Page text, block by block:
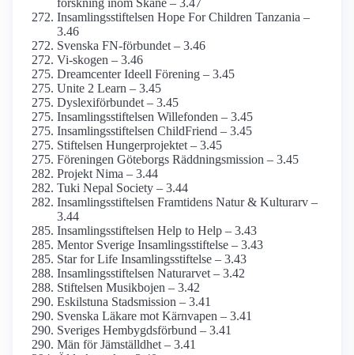
forskning inom Skåne – 3.47
Insamlings­stiftelsen Hope For Children Tanzania –
3.46
Svenska FN-förbundet – 3.46
Vi-skogen – 3.46
Dreamcenter Ideell Förening – 3.45
Unite 2 Learn – 3.45
Dyslexi­förbundet – 3.45
Insamlings­stiftelsen Willefonden – 3.45
Insamlings­stiftelsen ChildFriend – 3.45
Stiftelsen Hungerprojektet – 3.45
Föreningen Göteborgs Räddnings­mission – 3.45
Projekt Nima – 3.44
Tuki Nepal Society – 3.44
Insamlingsstiftelsen Framtidens Natur & Kulturarv –
3.44
Insamlings­stiftelsen Help to Help – 3.43
Mentor Sverige Insamlings­stiftelse – 3.43
Star for Life Insamlings­stiftelse – 3.43
Insamlings­stiftelsen Naturarvet – 3.42
Stiftelsen Musikbojen – 3.42
Eskilstuna Stadsmission – 3.41
Svenska Läkare mot Kärnvapen – 3.41
Sveriges Hembygds­förbund – 3.41
Män för Jämställdhet – 3.41